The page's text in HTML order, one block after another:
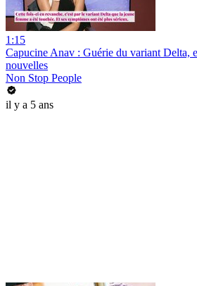
1:15
Capucine Anav : Guérie du variant Delta,
nouvelles
Non Stop People
il y a 5 ans